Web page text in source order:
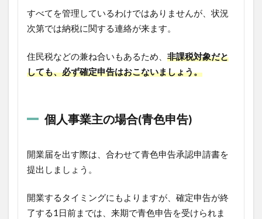
すべてを管理しているわけではありませんが、状況
次第では納税に関する連絡が来ます。
住民税などの兼ね合いもあるため、 非課税対象だと
しても、必ず確定申告はおこないましょう。
個人事業主の場合(青色申告)
開業届を出す際は、合わせて青色申告承認申請書を
提出しましょう。
開業するタイミングにもよりますが、確定申告が終
了する1日前までは、来期で青色申告を受けられま